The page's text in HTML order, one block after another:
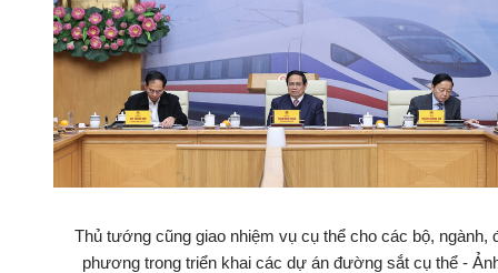
Thủ tướng cũng giao nhiệm vụ cụ thể cho các bộ, ngành,
phương trong triển khai các dự án đường sắt cụ thể -